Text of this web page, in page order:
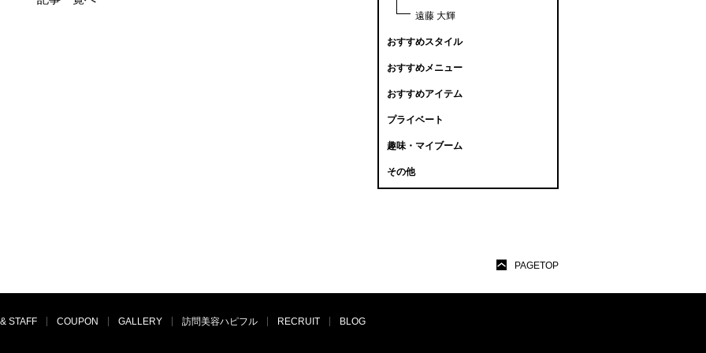
遠藤 大輝
おすすめスタイル
おすすめメニュー
おすすめアイテム
プライベート
趣味・マイブーム
その他
PAGETOP
STAFF COUPON GALLERY 訪問美容ハピフル RECRUIT BLOG